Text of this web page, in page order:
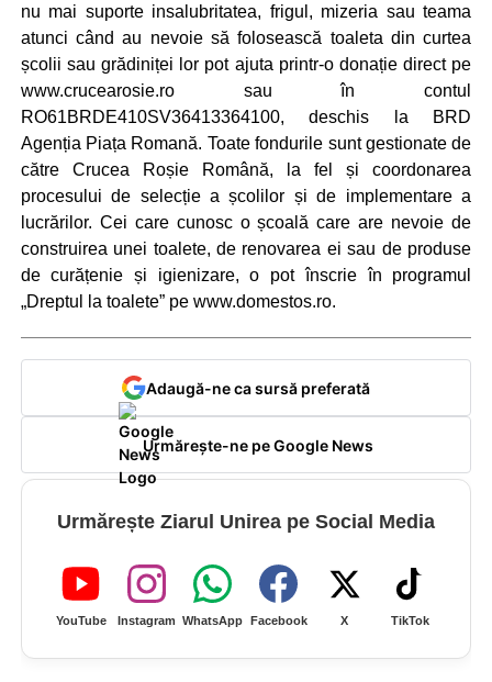
nu mai suporte insalubritatea, frigul, mizeria sau teama
atunci când au nevoie să folosească toaleta din curtea
școlii sau grădiniței lor pot ajuta printr-o donație direct pe
www.crucearosie.ro sau în contul
RO61BRDE410SV36413364100, deschis la BRD
Agenția Piața Romană. Toate fondurile sunt gestionate de
către Crucea Roșie Română, la fel și coordonarea
procesului de selecție a școlilor și de implementare a
lucrărilor. Cei care cunosc o școală care are nevoie de
construirea unei toalete, de renovarea ei sau de produse
de curățenie și igienizare, o pot înscrie în programul
„Dreptul la toalete” pe www.domestos.ro.
Adaugă-ne ca sursă preferată
Urmărește-ne pe Google News
Urmărește Ziarul Unirea pe Social Media
YouTube Instagram WhatsApp Facebook X TikTok